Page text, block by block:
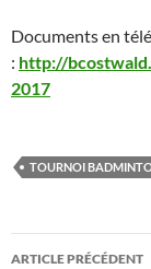
Documents en
: http://
2017
TOURNOI
Navigation
ARTICLE PRÉCÉDENT